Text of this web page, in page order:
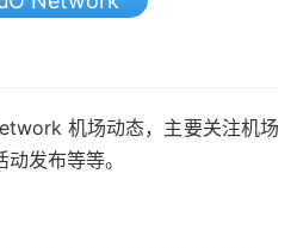
机场动态，主要关注机场
发布等等。